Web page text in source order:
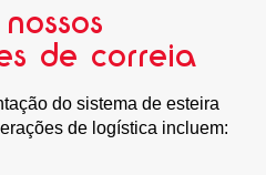
de correia
do sistema de esteira
de logística incluem: